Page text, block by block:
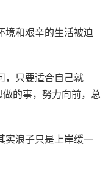
境和艰辛的生活被迫
，只要适合自己就
的事，努力向前，总
实浪子只是上岸缓一